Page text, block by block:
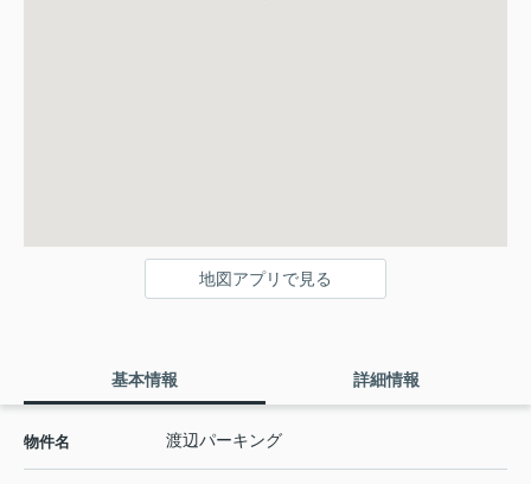
地図アプリで見る
基本情報 詳細情報
物件名 渡辺パーキング